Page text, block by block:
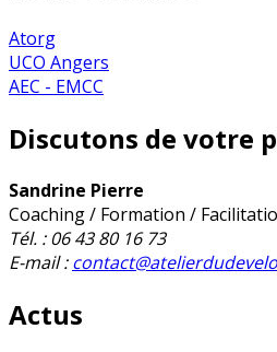
Atorg
UCO Angers
AEC - EMCC
Discutons de votre
Sandrine Pierre
Coaching / Formation /
Tél. : 06 43 80 16 73
E-mail :
Actus